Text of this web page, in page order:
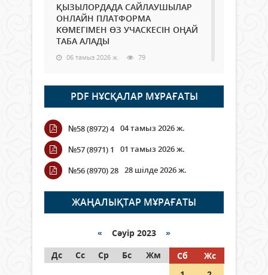
ҚЫЗЫЛОРДАДА САЙЛАУШЫЛАР
ОНЛАЙН ПЛАТФОРМА
КӨМЕГІМЕН ӨЗ УЧАСКЕСІН ОҢАЙ
ТАБА АЛАДЫ
06 тамыз 2026 ж. 79
Open Air: Қызылорда облысы
полиция департаменті 20
мыңнан астам көрерменнің
қауіпсіздігін қамтамасыз етті
06 тамыз 2026 ж.
Wi-Fi ҚАБЫРҒА АРҚЫЛЫ ҚАЛАЙ
ӨТЕДІ?
06 тамыз 2026 ж. 256
граждане Казахстана,
05 тамыз 2026 ж. 137
PDF НҰСҚАЛАР МҰРАҒАТЫ
№58 (8972) 4 04 тамыз 2026 ж.
№57 (8971) 1
01 тамыз 2026 ж.
№56 (8970) 28 28 шілде 2026 ж.
ЖАҢАЛЫҚТАР МҰРАҒАТЫ
« Сәуір 2023 »
Дс
Сс Ср Бс Жм Сб
Жс